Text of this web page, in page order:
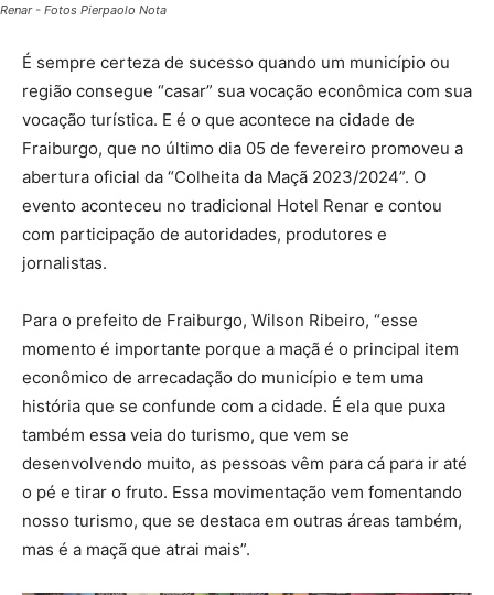
Renar - Fotos Pierpaolo Nota
É sempre certeza de sucesso quando um município ou
região consegue “casar” sua vocação econômica com sua
vocação turística. E é o que acontece na cidade de
Fraiburgo, que no último dia 05 de fevereiro promoveu a
abertura oficial da “Colheita da Maçã 2023/2024”. O
evento aconteceu no tradicional Hotel Renar e contou
com participação de autoridades, produtores e
jornalistas.
Para o prefeito de Fraiburgo, Wilson Ribeiro, “esse
momento é importante porque a maçã é o principal item
econômico de arrecadação do município e tem uma
história que se confunde com a cidade. É ela que puxa
também essa veia do turismo, que vem se
desenvolvendo muito, as pessoas vêm para cá para ir até
o pé e tirar o fruto. Essa movimentação vem fomentando
nosso turismo, que se destaca em outras áreas também,
mas é a maçã que atrai mais”.